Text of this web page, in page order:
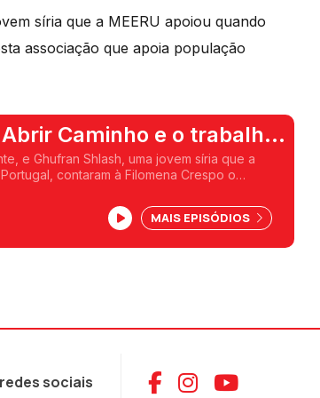
síria que a MEERU apoiou quando
associação que apoia população
Caminho e o trabalho
e Ghufran Shlash, uma jovem síria que a
contaram à Filomena Crespo o
MAIS EPISÓDIOS
sociais Aceder ao
Aceder ao
Aceder